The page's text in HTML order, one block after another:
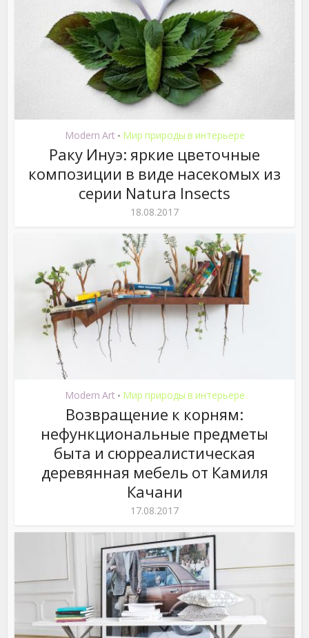
Modern Art • Мир природы в интерьере
Раку Инуэ: яркие цветочные
композиции в виде насекомых из
серии Natura Insects
18.08.2017
Modern Art • Мир природы в интерьере
Возвращение к корням:
нефункциональные предметы
быта и сюрреалистическая
деревянная мебель от Камиля
Качани
17.08.2017